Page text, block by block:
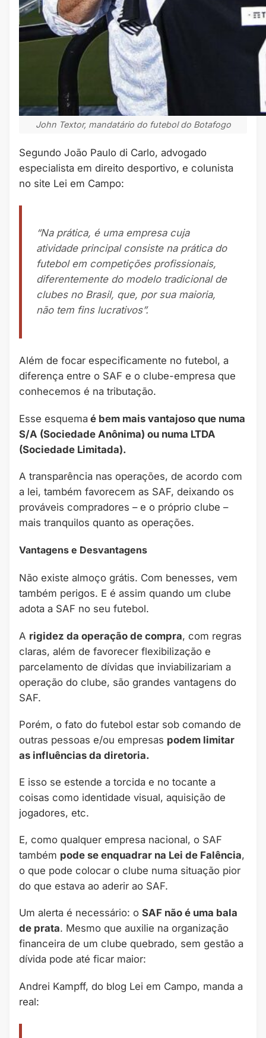
John Textor, mandatário do futebol do Botafogo
Segundo João Paulo di Carlo, advogado
especialista em direito desportivo, e colunista
no site Lei em Campo:
“Na prática, é uma empresa cuja
atividade principal consiste na prática do
futebol em competições profissionais,
diferentemente do modelo tradicional de
clubes no Brasil, que, por sua maioria,
não tem fins lucrativos”.
Além de focar especificamente no futebol, a
diferença entre o SAF e o clube-empresa que
conhecemos é na tributação.
Esse esquema é bem mais vantajoso que numa
S/A (Sociedade Anônima) ou numa LTDA
(Sociedade Limitada).
A transparência nas operações, de acordo com
a lei, também favorecem as SAF, deixando os
prováveis compradores – e o próprio clube –
mais tranquilos quanto as operações.
Vantagens e Desvantagens
Não existe almoço grátis. Com benesses, vem
também perigos. E é assim quando um clube
adota a SAF no seu futebol.
A rigidez da operação de compra, com regras
claras, além de favorecer flexibilização e
parcelamento de dívidas que inviabilizariam a
operação do clube, são grandes vantagens do
SAF.
Porém, o fato do futebol estar sob comando de
outras pessoas e/ou empresas podem limitar
as influências da diretoria.
E isso se estende a torcida e no tocante a
coisas como identidade visual, aquisição de
jogadores, etc.
E, como qualquer empresa nacional, o SAF
também pode se enquadrar na Lei de Falência,
o que pode colocar o clube numa situação pior
do que estava ao aderir ao SAF.
Um alerta é necessário: o SAF não é uma bala
de prata. Mesmo que auxilie na organização
financeira de um clube quebrado, sem gestão a
dívida pode até ficar maior:
Andrei Kampff, do blog Lei em Campo, manda a
real: